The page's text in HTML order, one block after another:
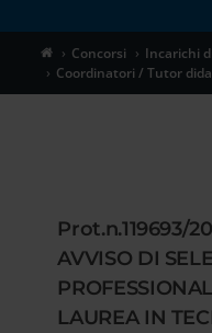
Concorsi
Incarichi
Coordinatori / Tutor
Prot.n.119693/
AVVISO DI
LAUREA IN